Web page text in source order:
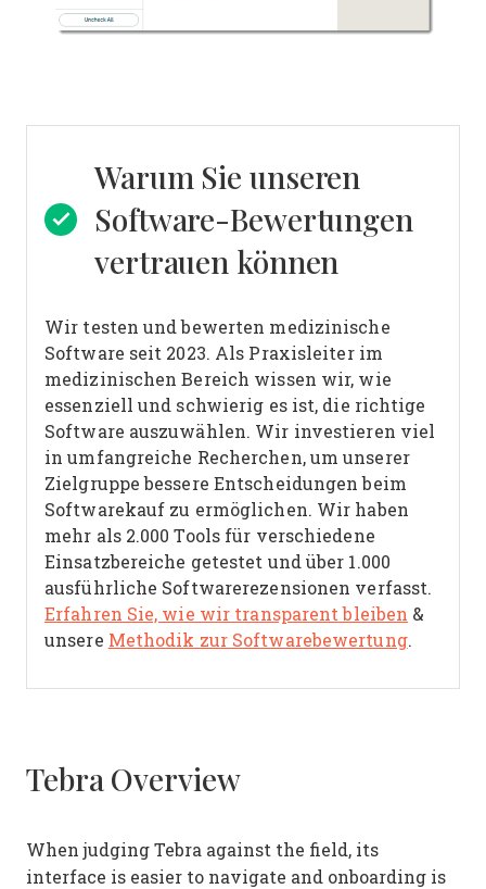
Warum Sie unseren
Software-Bewertungen
vertrauen können
Wir testen und bewerten medizinische
Software seit 2023. Als Praxisleiter im
medizinischen Bereich wissen wir, wie
essenziell und schwierig es ist, die richtige
Software auszuwählen. Wir investieren viel
in umfangreiche Recherchen, um unserer
Zielgruppe bessere Entscheidungen beim
Softwarekauf zu ermöglichen. Wir haben
mehr als 2.000 Tools für verschiedene
Einsatzbereiche getestet und über 1.000
ausführliche Softwarerezensionen verfasst.
Erfahren Sie, wie wir transparent bleiben &
unsere Methodik zur Softwarebewertung.
Tebra Overview
When judging Tebra against the field, its
interface is easier to navigate and onboarding is